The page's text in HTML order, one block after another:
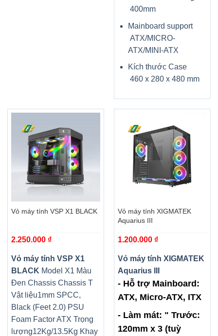
400mm
Mainboard support
ATX/MICRO-
ATX/MINI-ATX
Kích thước Case
460 x 280 x 480 mm
Vỏ máy tính VSP X1 BLACK
2.250.000 ₫
Vỏ máy tính VSP X1
BLACK Model X1 Màu
Đen Chassis Chassis T
Vật liệu1mm SPCC,
Black (Feet 2.0) PSU
Foam Factor ATX Trọng
lượng12Kg/13.5Kg Khay
Vỏ máy tính XIGMATEK
Aquarius III
1.200.000 ₫
Vỏ máy tính XIGMATEK
Aquarius III
- Hỗ trợ Mainboard:
ATX, Micro-ATX, ITX
- Làm mát: " Trước:
120mm x 3 (tuỳ